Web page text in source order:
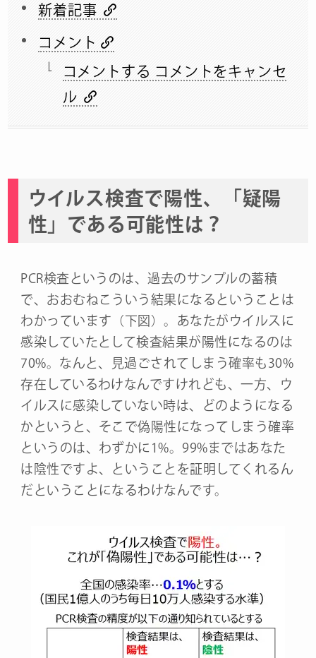
新着記事
コメント
コメントする コメントをキャンセ
ル
ウイルス検査で陽性、「疑陽
性」である可能性は？
PCR検査というのは、過去のサンプルの蓄積
で、おおむねこういう結果になるということは
わかっています（下図）。あなたがウイルスに
感染していたとして検査結果が陽性になるのは
70%。なんと、見過ごされてしまう確率も30%
存在しているわけなんですけれども、一方、ウ
イルスに感染していない時は、どのようになる
かというと、そこで偽陽性になってしまう確率
というのは、わずかに1%。99%まではあなた
は陰性ですよ、ということを証明してくれるん
だということになるわけなんです。